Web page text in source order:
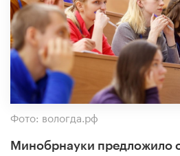
Фото: вологда.рф
Минобрнауки предложило